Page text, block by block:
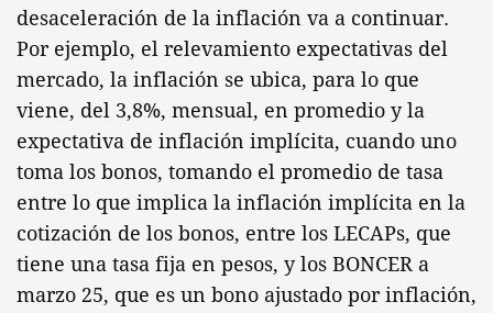
desaceleración de la inflación va a continuar.
Por ejemplo, el relevamiento expectativas del
mercado, la inflación se ubica, para lo que
viene, del 3,8%, mensual, en promedio y la
expectativa de inflación implícita, cuando uno
toma los bonos, tomando el promedio de tasa
entre lo que implica la inflación implícita en la
cotización de los bonos, entre los LECAPs, que
tiene una tasa fija en pesos, y los BONCER a
marzo 25, que es un bono ajustado por inflación,